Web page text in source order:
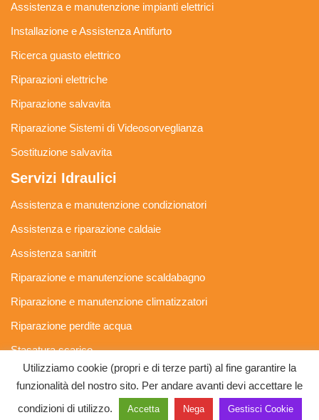
Assistenza e manutenzione impianti elettrici
Installazione e Assistenza Antifurto
Ricerca guasto elettrico
Riparazioni elettriche
Riparazione salvavita
Riparazione Sistemi di Videosorveglianza
Sostituzione salvavita
Servizi Idraulici
Assistenza e manutenzione condizionatori
Assistenza e riparazione caldaie
Assistenza sanitrit
Riparazione e manutenzione scaldabagno
Riparazione e manutenzione climatizzatori
Riparazione perdite acqua
Stasatura scarico
Stasatura wc
SosMastro by Paolo Aldinucci - P.IVA 05247740482 -Privacy
Policy e Cookie
Utilizziamo cookie (propri e di terze parti) al fine garantire la
funzionalità del nostro sito. Per andare avanti devi accettare le
condizioni di utilizzo.
Accetta Nega Gestisci Cookie